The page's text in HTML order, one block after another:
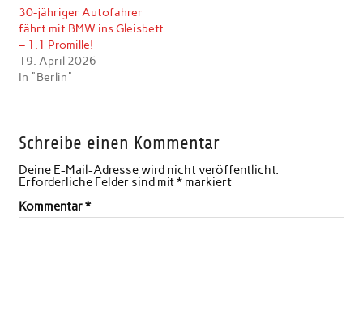
30-jähriger Autofahrer
fährt mit BMW ins Gleisbett
– 1.1 Promille!
19. April 2026
In "Berlin"
Schreibe einen Kommentar
Deine E-Mail-Adresse wird nicht veröffentlicht.
Erforderliche Felder sind mit*markiert
Kommentar*